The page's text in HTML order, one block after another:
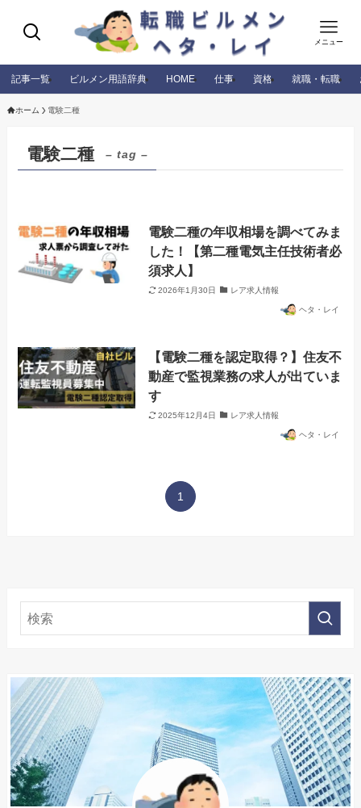
メニュー
記事一覧 ビルメン用語辞典 HOME 仕事 資格 就職・転職
ホーム 電験二種
電験二種 – tag –
電験二種の年収相場を調べてみま
した！【第二種電気主任技術者必
須求人】
2026年1月30日 レア求人情報
ヘタ・レイ
【電験二種を認定取得？】住友不
動産で監視業務の求人が出ていま
す
2025年12月4日 レア求人情報
ヘタ・レイ
1